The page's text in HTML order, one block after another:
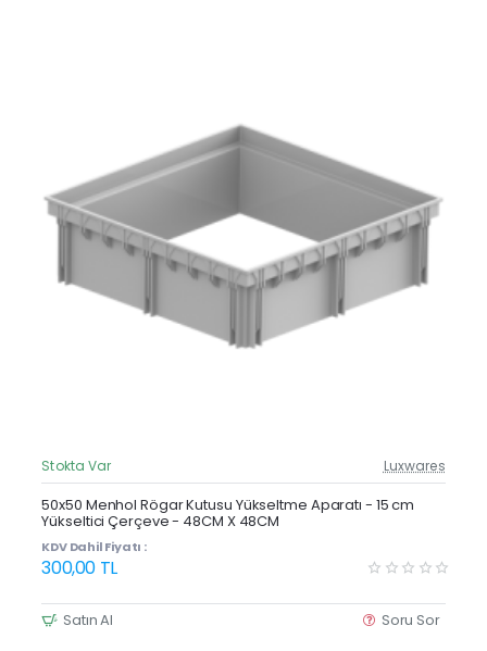
Güncel Fiyat
Yeni Ürün
Stokta Var Luxwares
50x50 Menhol Rögar Kutusu Yükseltme Aparatı - 15 cm
Yükseltici Çerçeve - 48CM X 48CM
KDV Dahil Fiyatı :
300,00 TL
Satın Al Soru Sor